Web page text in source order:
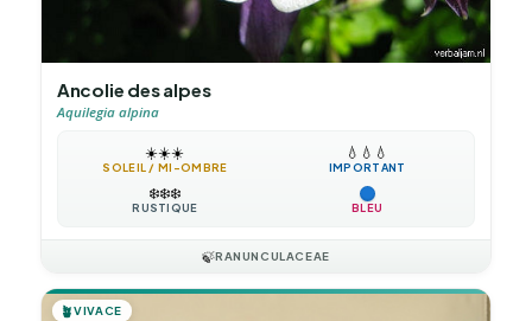
Ancolie des alpes
Aquilegia alpina
☀️☀️☀️
SOLEIL / MI-OMBRE
💧 💧 💧
IMPORTANT
❄️❄️❄️
RUSTIQUE BLEU
🍃RANUNCULACEAE
🪴VIVACE